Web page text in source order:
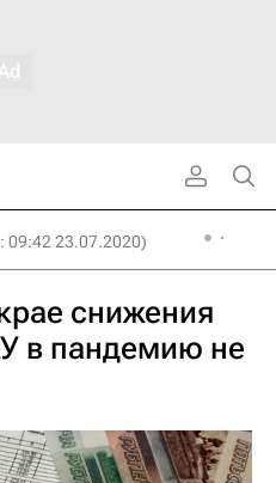
09:42 23.07.2020)
снижения
в пандемию не